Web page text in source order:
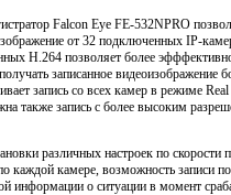
Falcon Eye FE-532NPRO
от 32 подключенных IP-
H.264 позволяет более
записанное видеоизображение
запись со всех камер в режиме
также запись с более высоким
различных настроек по
каждой камере, возможность записи
информации о ситуации в момент